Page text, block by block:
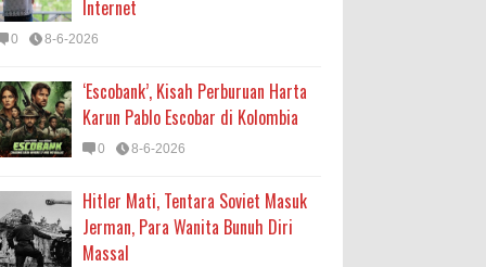
Internet
0 8-6-2026
‘Escobank’, Kisah Perburuan Harta
Karun Pablo Escobar di Kolombia
0 8-6-2026
Hitler Mati, Tentara Soviet Masuk
Jerman, Para Wanita Bunuh Diri
Massal